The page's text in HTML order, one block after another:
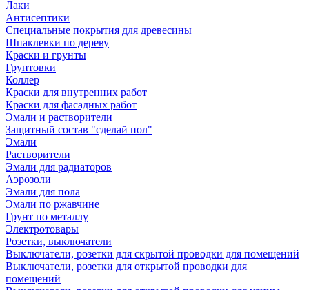
Лаки
Антисептики
Специальные покрытия для древесины
Шпаклевки по дереву
Краски и грунты
Грунтовки
Коллер
Краски для внутренних работ
Краски для фасадных работ
Эмали и растворители
Защитный состав "сделай пол"
Эмали
Растворители
Эмали для радиаторов
Аэрозоли
Эмали для пола
Эмали по ржавчине
Грунт по металлу
Электротовары
Розетки, выключатели
Выключатели, розетки для скрытой проводки для помещений
Выключатели, розетки для открытой проводки для
помещений